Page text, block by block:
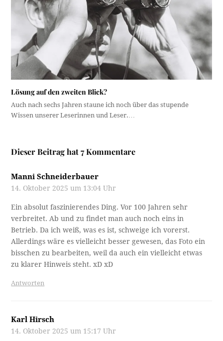
Lösung auf den zweiten Blick?
Auch nach sechs Jahren staune ich noch über das stupende
Wissen unserer Leserinnen und Leser.…
Dieser Beitrag hat 7 Kommentare
Manni Schneiderbauer
14. Oktober 2025 um 13:04 Uhr
Ein absolut faszinierendes Ding. Vor 100 Jahren sehr
verbreitet. Ab und zu findet man auch noch eins in
Betrieb. Da ich weiß, was es ist, schweige ich vorerst.
Allerdings wäre es vielleicht besser gewesen, das Foto ein
bisschen zu bearbeiten, weil da auch ein vielleicht etwas
zu klarer Hinweis steht. xD xD
Antworten
Karl Hirsch
14. Oktober 2025 um 15:17 Uhr